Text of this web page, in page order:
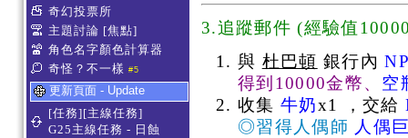
奇幻投票所
主題討論 [焦點]
角色名字顏色計算器
奇怪？不一樣 #5
更新頁面 - Update
[任務][主線任務]
G25主線任務 - 日蝕
3.追蹤郵件 (經驗值
與 杜巴頓 銀行內
得到10000金幣、 空
收集 牛奶x1 ，交給
◎習得人偶師 人偶